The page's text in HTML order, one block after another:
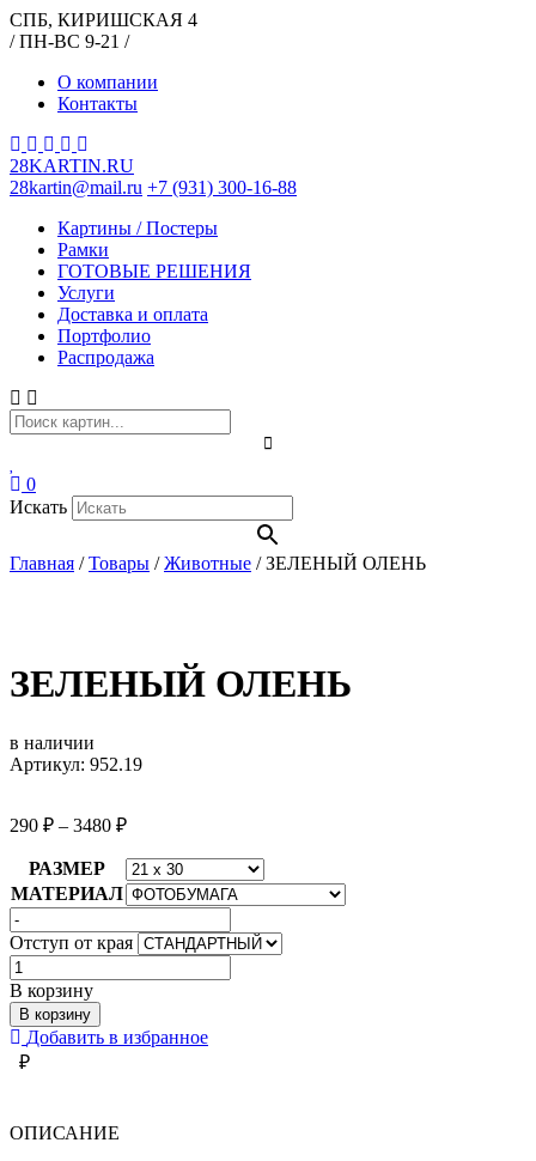
СПБ, КИРИШСКАЯ 4
/ ПН-ВС 9-21 /
О компании
Контакты
28KARTIN.RU
28kartin@mail.ru +7 (931) 300-16-88
Картины / Постеры
Рамки
ГОТОВЫЕ РЕШЕНИЯ
Услуги
Доставка и оплата
Портфолио
Распродажа
0
Искать
Главная /Товары /Животные /ЗЕЛЕНЫЙ ОЛЕНЬ
ЗЕЛЕНЫЙ ОЛЕНЬ
в наличии
Артикул: 952.19
290 ₽ – 3480 ₽
РАЗМЕР
МАТЕРИАЛ
Отступ от края
Количество
товара
ЗЕЛЕНЫЙ
ОЛЕНЬ
В корзину
В корзину
Добавить в избранное
₽
ОПИСАНИЕ